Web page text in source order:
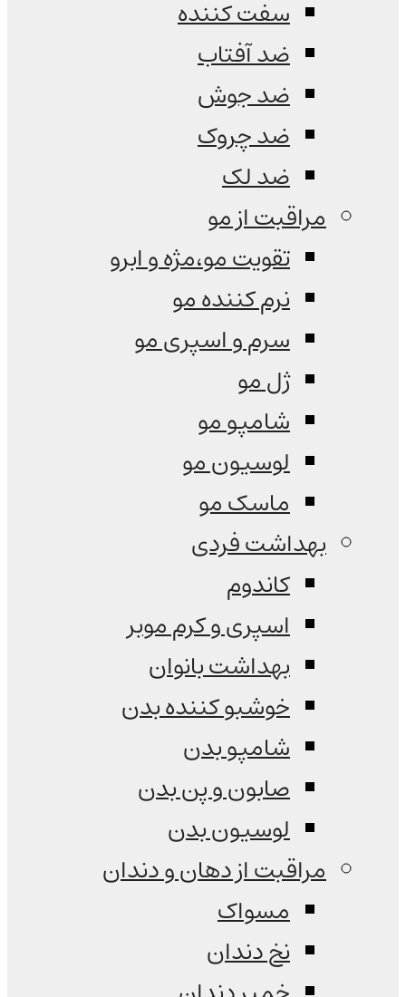
سفت کننده
ضد آفتاب
ضد جوش
ضد چروک
ضد لک
مراقبت از مو
تقویت مو،مژه و ابرو
نرم کننده مو
سرم و اسپری مو
ژل مو
شامپو مو
لوسیون مو
ماسک مو
بهداشت فردی
کاندوم
اسپری و کرم موبر
بهداشت بانوان
خوشبو کننده بدن
شامپو بدن
صابون و پن بدن
لوسیون بدن
مراقبت از دهان و دندان
مسواک
نخ دندان